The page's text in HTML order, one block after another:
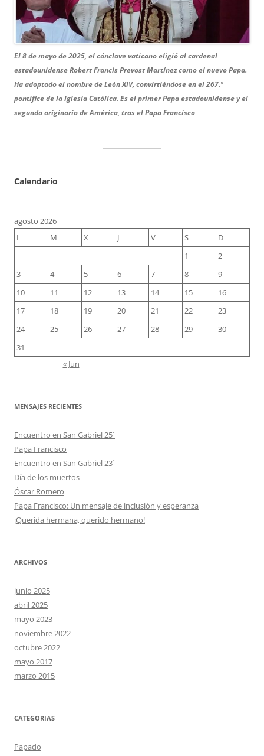
El 8 de mayo de 2025, el cónclave vaticano eligió al cardenal
estadounidense Robert Francis Prevost Martínez como el nuevo Papa.
Ha adoptado el nombre de León XIV, convirtiéndose en el 267.º
pontífice de la Iglesia Católica. Es el primer Papa estadounidense y el
segundo originario de América, tras el Papa Francisco
Calendario
agosto 2026
L
M X J V S
D
1
2
3
4 5 6 7 8
9
10
11 12 13 14 15
16
17
18 19 20 21 22
23
24
25 26 27 28 29
30
31
« Jun
MENSAJES RECIENTES
Encuentro en San Gabriel 25´
Papa Francisco
Encuentro en San Gabriel 23´
Día de los muertos
Óscar Romero
Papa Francisco: Un mensaje de inclusión y esperanza
¡Querida hermana, querido hermano!
ARCHIVOS
junio 2025
abril 2025
mayo 2023
noviembre 2022
octubre 2022
mayo 2017
marzo 2015
CATEGORIAS
Papado